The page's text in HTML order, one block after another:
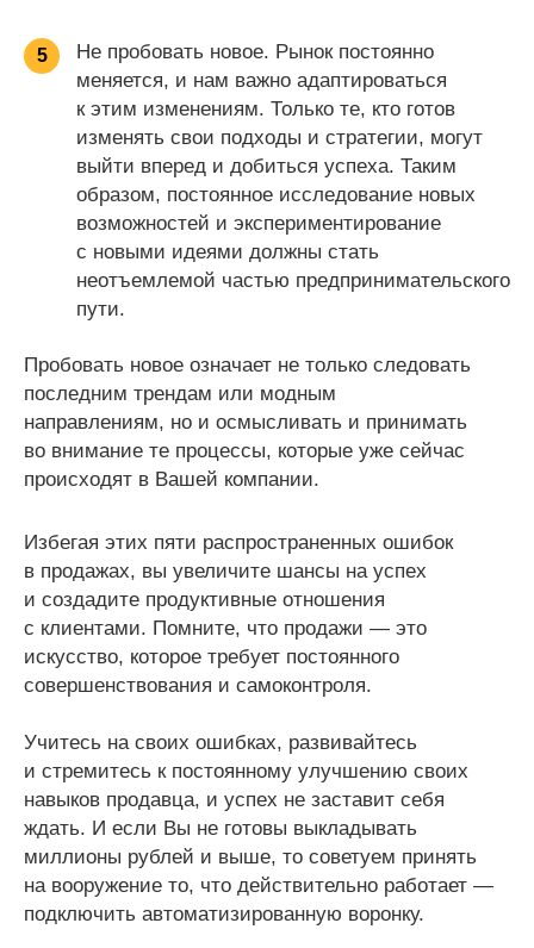
5
Не пробовать новое. Рынок постоянно
меняется, и нам важно адаптироваться
к этим изменениям. Только те, кто готов
изменять свои подходы и стратегии, могут
выйти вперед и добиться успеха. Таким
образом, постоянное исследование новых
возможностей и экспериментирование
с новыми идеями должны стать
неотъемлемой частью предпринимательского
пути.
Пробовать новое означает не только следовать
последним трендам или модным
направлениям, но и осмысливать и принимать
во внимание те процессы, которые уже сейчас
происходят в Вашей компании.
Избегая этих пяти распространенных ошибок
в продажах, вы увеличите шансы на успех
и создадите продуктивные отношения
с клиентами. Помните, что продажи — это
искусство, которое требует постоянного
совершенствования и самоконтроля.
Учитесь на своих ошибках, развивайтесь
и стремитесь к постоянному улучшению своих
навыков продавца, и успех не заставит себя
ждать. И если Вы не готовы выкладывать
миллионы рублей и выше, то советуем принять
на вооружение то, что действительно работает —
подключить автоматизированную воронку.